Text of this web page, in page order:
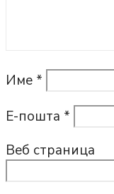
Име *
Е-пошта *
Веб страница